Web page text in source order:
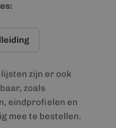
zijn er ook
zoals
eindprofielen en
mee te bestellen.